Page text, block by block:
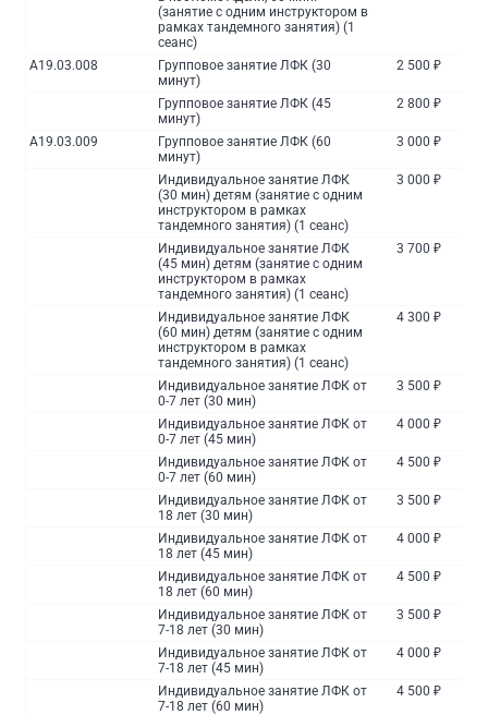
(занятие с одним инструктором в
рамках тандемного занятия) (1
сеанс)
A19.03.008
Групповое занятие ЛФК (30
минут)
2 500 ₽
Групповое занятие ЛФК (45
минут)
2 800 ₽
A19.03.009
Групповое занятие ЛФК (60
минут)
3 000 ₽
Индивидуальное занятие ЛФК
(30 мин) детям (занятие с одним
инструктором в рамках
тандемного занятия) (1 сеанс)
3 000 ₽
Индивидуальное занятие ЛФК
(45 мин) детям (занятие с одним
инструктором в рамках
тандемного занятия) (1 сеанс)
3 700 ₽
Индивидуальное занятие ЛФК
(60 мин) детям (занятие с одним
инструктором в рамках
тандемного занятия) (1 сеанс)
4 300 ₽
Индивидуальное занятие ЛФК от
0-7 лет (30 мин)
3 500 ₽
Индивидуальное занятие ЛФК от
0-7 лет (45 мин)
4 000 ₽
Индивидуальное занятие ЛФК от
0-7 лет (60 мин)
4 500 ₽
Индивидуальное занятие ЛФК от
18 лет (30 мин)
3 500 ₽
Индивидуальное занятие ЛФК от
18 лет (45 мин)
4 000 ₽
Индивидуальное занятие ЛФК от
18 лет (60 мин)
4 500 ₽
Индивидуальное занятие ЛФК от
7-18 лет (30 мин)
3 500 ₽
Индивидуальное занятие ЛФК от
7-18 лет (45 мин)
4 000 ₽
Индивидуальное занятие ЛФК от
7-18 лет (60 мин)
4 500 ₽